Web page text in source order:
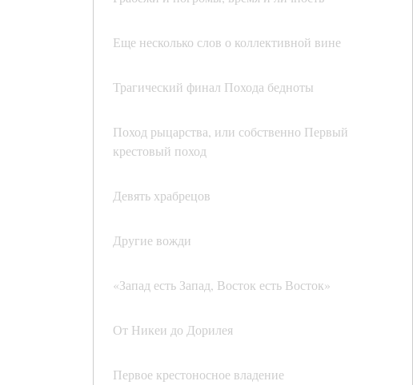
Еще несколько слов о коллективной вине
Трагический финал Похода бедноты
Поход рыцарства, или собственно Первый
крестовый поход
Девять храбрецов
Другие вожди
«Запад есть Запад, Восток есть Восток»
От Никеи до Дорилея
Первое крестоносное владение